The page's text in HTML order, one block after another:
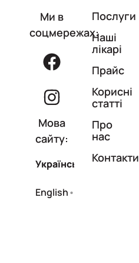
Ми в
соцмережах:
Мова
сайту:
Українська
English•soon
Послуги
Наші
лікарі
Прайс
Корисні
статті
Про
нас
Контакти